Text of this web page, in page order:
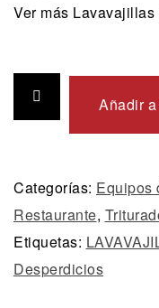
Ver más Lavavajillas
Añadir
Categorías: Equipos
Restaurante,
Etiquetas:
Desperdicios